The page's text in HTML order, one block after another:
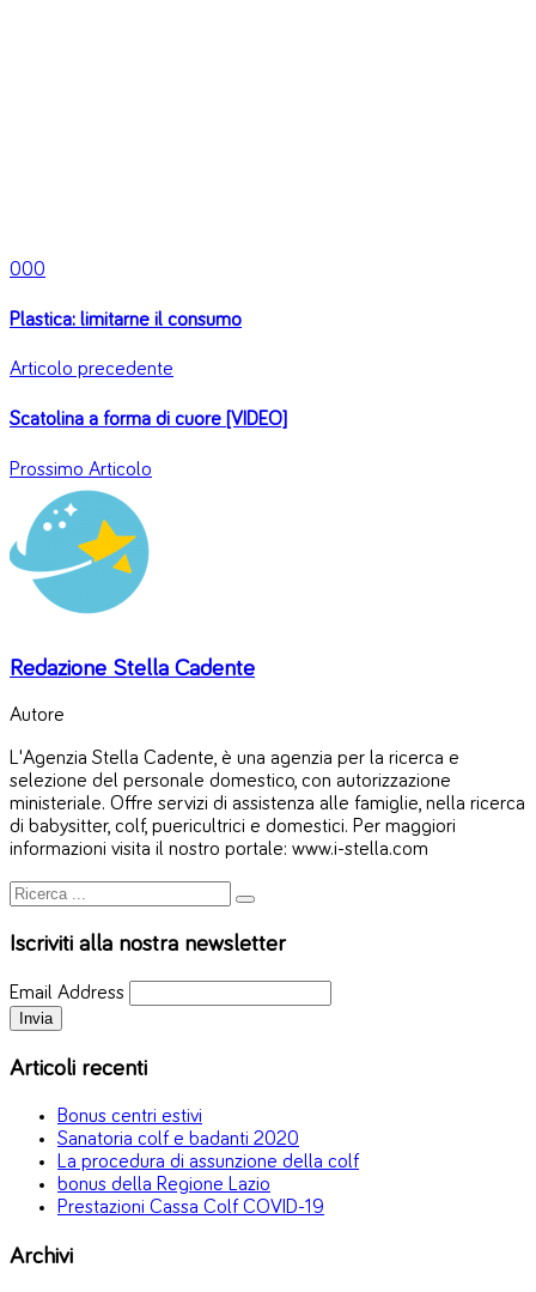
000
Plastica: limitarne il consumo
Articolo precedente
Scatolina a forma di cuore [VIDEO]
Prossimo Articolo
Redazione Stella Cadente
Autore
L'Agenzia Stella Cadente, è una agenzia per la ricerca e
selezione del personale domestico, con autorizzazione
ministeriale. Offre servizi di assistenza alle famiglie, nella ricerca
di babysitter, colf, puericultrici e domestici. Per maggiori
informazioni visita il nostro portale: www.i-stella.com
Iscriviti alla nostra newsletter
Email Address
Articoli recenti
Bonus centri estivi
Sanatoria colf e badanti 2020
La procedura di assunzione della colf
bonus della Regione Lazio
Prestazioni Cassa Colf COVID-19
Archivi